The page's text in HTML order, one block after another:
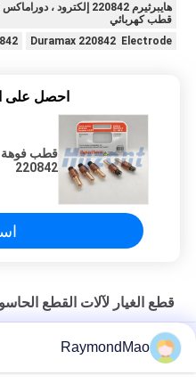
قطب كهربائي
Duramax 220842 Electrode
Electrode
احصل
قطب فوهة
220842
قطع الغيار لآلات القطع
50/60 هرتز شعلة قطع البلازما النحاسيةRaymondMao